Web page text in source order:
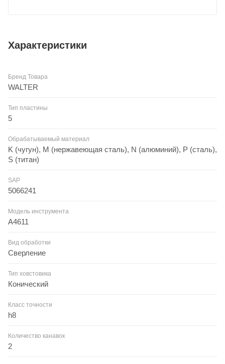
Характеристики
Бренд Товара
WALTER
Тип пластины
5
Обрабатываемый материал
K (чугун), M (нержавеющая сталь), N (алюминий), P (сталь),
S (титан)
SAP
5066241
Модель инструмента
A4611
Вид обработки
Сверление
Тип ховстовика
Конический
Класс точности
h8
Количество канавок
2